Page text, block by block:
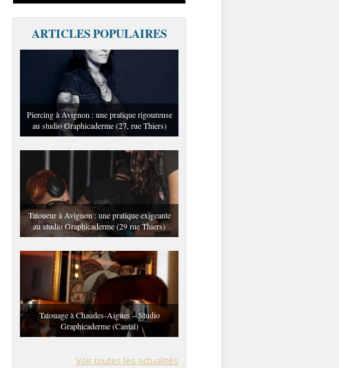
ARTICLES POPULAIRES
Piercing à Avignon : une pratique rigoureuse
au studio Graphicaderme (27, rue Thiers)
Tatoueur à Avignon : une pratique exigeante
au studio Graphicaderme (29 rue Thiers)
Tatouage à Chaudes-Aigues – Studio
Graphicaderme (Cantal)
Voir toutes les actualités